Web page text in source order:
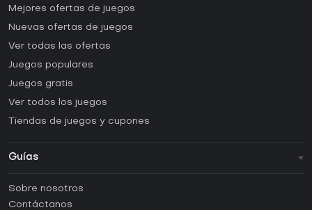
Mejores ofertas de juegos
Nuevas ofertas de juegos
Ver todas las ofertas
Juegos populares
Juegos gratis
Ver todos los juegos
Tiendas de juegos y cupones
Guías
Guías y tutoriales
Sobre nosotros
Contáctanos